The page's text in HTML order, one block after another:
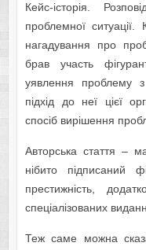
Кейс-історія.
проблемної ситуації.
нагадування про
брав участь
уявлення проблему з
підхід до неї цієї
спосіб вирішення
Авторська стаття –
нібито підписаний
престижність,
спеціалізованих
Теж саме можна